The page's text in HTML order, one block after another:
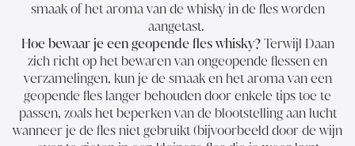
smaak of het aroma van de whisky in de fles worden
aangetast.
Hoe bewaar je een geopende fles whisky?Terwijl Daan
zich richt op het bewaren van ongeopende flessen en
verzamelingen, kun je de smaak en het aroma van een
geopende fles langer behouden door enkele tips toe te
passen, zoals het beperken van de blootstelling aan lucht
wanneer je de fles niet gebruikt (bijvoorbeeld door de wijn